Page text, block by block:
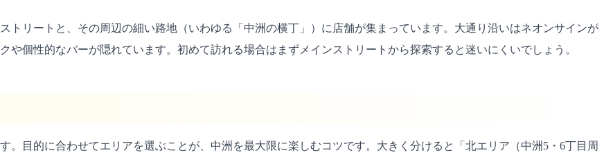
トリートと、その周辺の細い路地（いわゆる「中洲の横丁」）に店舗が集まっています。大通り沿いはネオンサインが
個性的なバーが隠れています。初めて訪れる場合はまずメインストリートから探索すると迷いにくいでしょう。
。目的に合わせてエリアを選ぶことが、中洲を最大限に楽しむコツです。大きく分けると「北エリア（中洲5・6丁目周